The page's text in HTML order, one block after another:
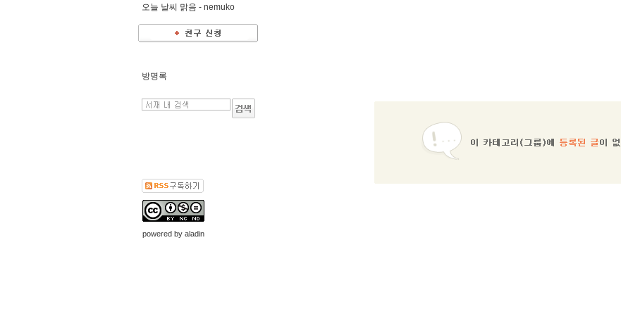
오늘 날씨 맑음 - nemuko
방명록
powered by aladin